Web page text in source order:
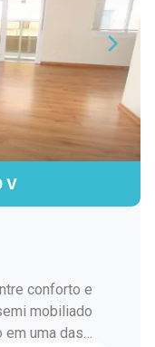
V
conforto e
mobiliado
em uma das